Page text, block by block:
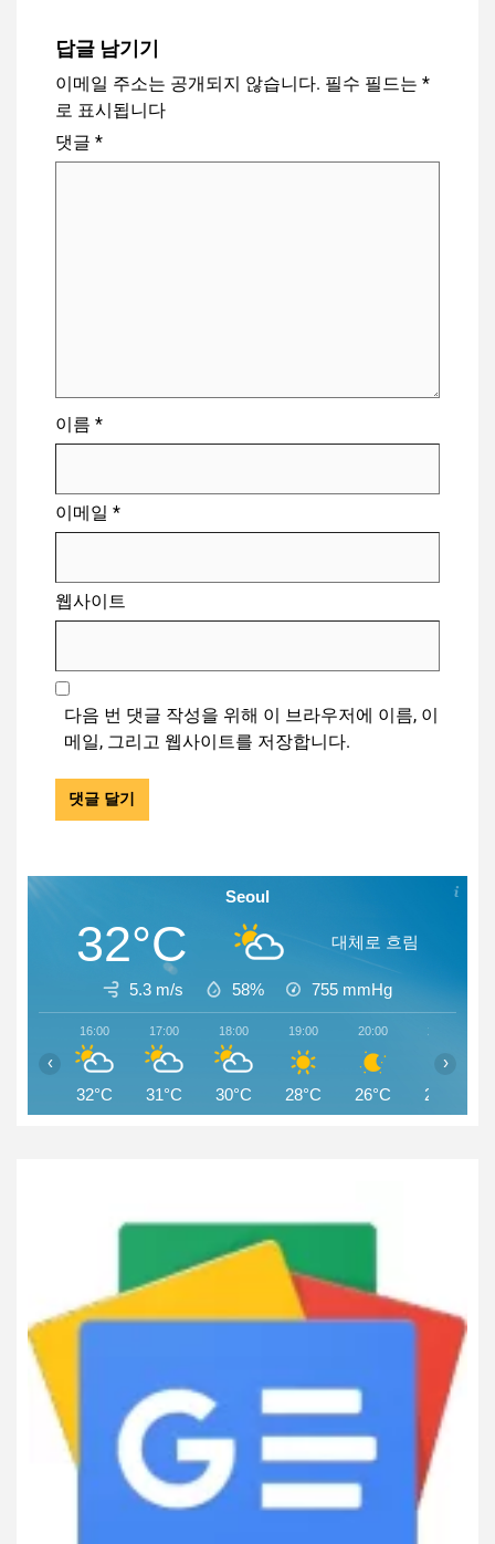
답글 남기기
이메일 주소는 공개되지 않습니다. 필수 필드는 *
로 표시됩니다
댓글 *
이름 *
이메일 *
웹사이트
다음 번 댓글 작성을 위해 이 브라우저에 이름, 이
메일, 그리고 웹사이트를 저장합니다.
Seoul
32°C 대체로 흐림
5.3 m/s 58% 755 mmHg
16:00
32°C
17:00
31°C
18:00
30°C
19:00
28°C
20:00
26°C
21:00
25°C
‹ ›